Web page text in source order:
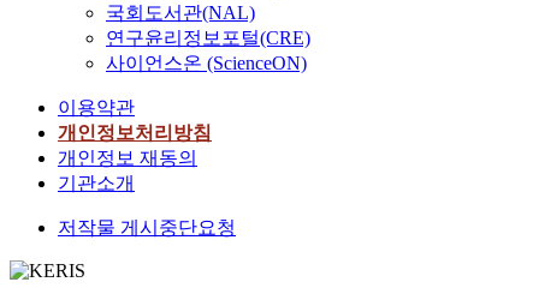
국회도서관(NAL)
연구윤리정보포털(CRE)
사이언스온 (ScienceON)
이용약관
개인정보처리방침
개인정보 재동의
기관소개
저작물 게시중단요청